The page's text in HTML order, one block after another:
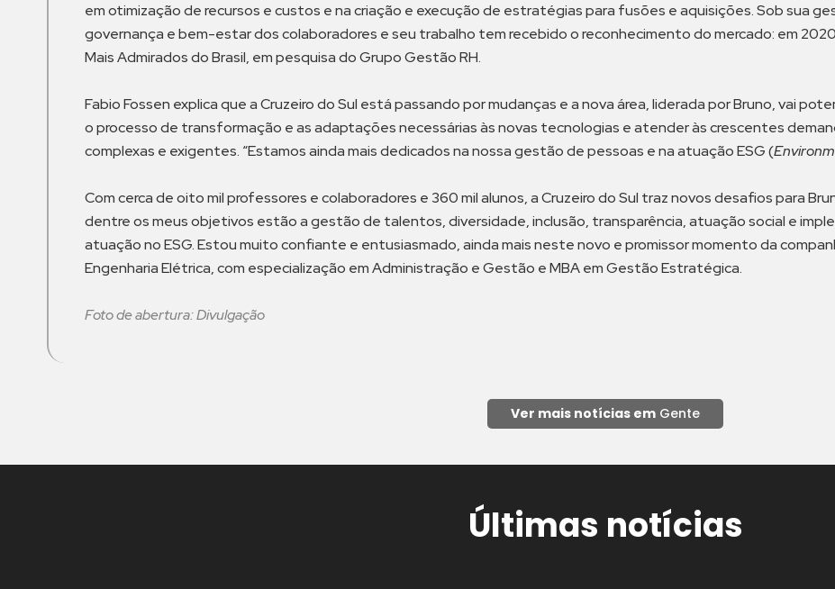
em otimização de recursos e custos e na criação e execução de estratégias para fusões e aquisições. Sob sua
governança e bem-estar dos colaboradores e seu trabalho tem recebido o reconhecimento do mercado: em
Mais Admirados do Brasil, em pesquisa do Grupo Gestão RH.
Fabio Fossen explica que a Cruzeiro do Sul está passando por mudanças e a nova área, liderada por Bruno, vai
o processo de transformação e as adaptações necessárias às novas tecnologias e atender às crescentes
complexas e exigentes. “Estamos ainda mais dedicados na nossa gestão de pessoas e na atuação ESG (
Com cerca de oito mil professores e colaboradores e 360 mil alunos, a Cruzeiro do Sul traz novos desafios para
dentre os meus objetivos estão a gestão de talentos, diversidade, inclusão, transparência, atuação social e
atuação no ESG. Estou muito confiante e entusiasmado, ainda mais neste novo e promissor momento da
Engenharia Elétrica, com especialização em Administração e Gestão e MBA em Gestão Estratégica.
Foto de abertura: Divulgação
Ver mais notícias em Gente
Últimas notícias